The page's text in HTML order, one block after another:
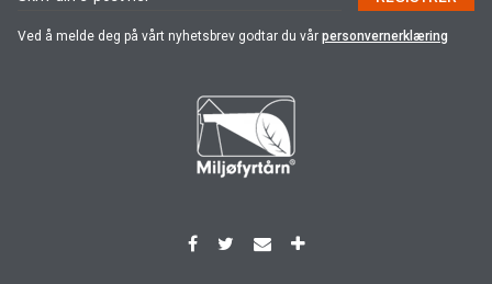
Ved å melde deg på vårt nyhetsbrev godtar du vår personvernerklæring